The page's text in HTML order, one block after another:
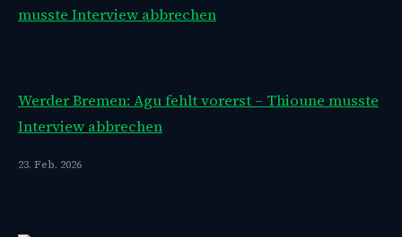
Werder Bremen: Agu fehlt vorerst – Thioune musste
Interview abbrechen
23. Feb. 2026